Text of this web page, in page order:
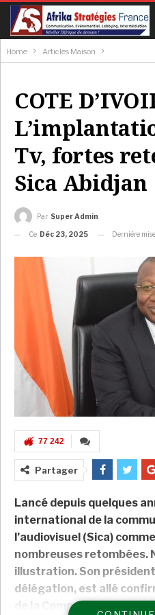
Home Articles Maison
COTE
Tv, fortes
Sica Abidjan
Par Super Admin
Ce Déc 23, 2025 Dernière
77 242
Partager
Lancé depuis quelques
international de la
l’audiovisuel (Sica)
nombreuses retombées.
illustration. Son
délégation, est allé
de la Communication